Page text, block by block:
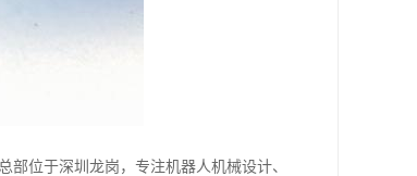
位于深圳龙岗，专注机器人机械设计、